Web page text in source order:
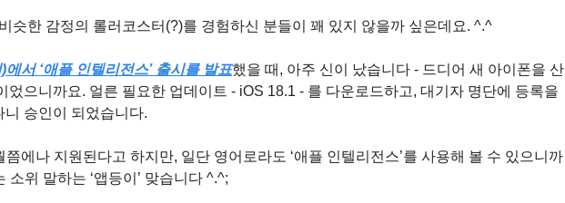
슷한 감정의 롤러코스터(?)를 경험하신 분들이 꽤 있지 않을까 싶은데요. ^.^
에서 ‘애플 인텔리전스’ 출시를 발표했을 때, 아주 신이 났습니다 - 드디어 새 아이폰을 산
었으니까요. 얼른 필요한 업데이트 - iOS 18.1 - 를 다운로드하고, 대기자 명단에 등록을
승인이 되었습니다.
에나 지원된다고 하지만, 일단 영어로라도 ‘애플 인텔리전스’를 사용해 볼 수 있으니까
소위 말하는 ‘앱등이’ 맞습니다 ^.^;